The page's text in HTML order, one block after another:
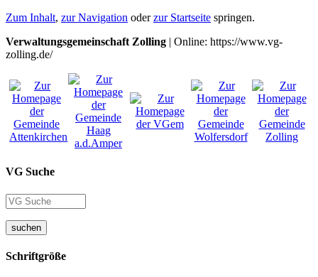
Zum Inhalt, zur Navigation oderzur Startseite springen.
Verwaltungsgemeinschaft Zolling | Online: https://www.vg-
zolling.de/
VG Suche
suchen
Schriftgröße